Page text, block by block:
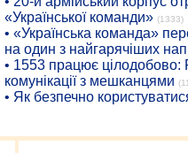
«Української команди» (1333)
• «Українська команда»
на один з найгарячіших
• 1553 працює цілодобово:
комунікації з мешканцями
• Як безпечно